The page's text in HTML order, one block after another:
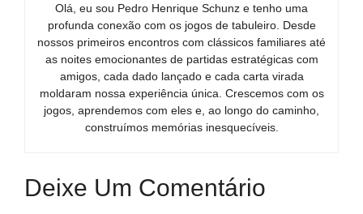
Olá, eu sou Pedro Henrique Schunz e tenho uma
profunda conexão com os jogos de tabuleiro. Desde
nossos primeiros encontros com clássicos familiares até
as noites emocionantes de partidas estratégicas com
amigos, cada dado lançado e cada carta virada
moldaram nossa experiência única. Crescemos com os
jogos, aprendemos com eles e, ao longo do caminho,
construímos memórias inesquecíveis.
Deixe Um Comentário